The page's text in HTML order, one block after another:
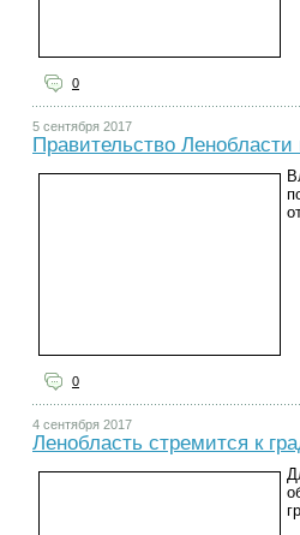
0
5 сентября 2017
Правительство
0
4 сентября 2017
Ленобласть стремится к